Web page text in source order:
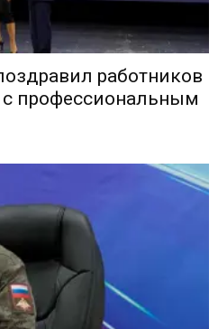
работников
с профессиональным